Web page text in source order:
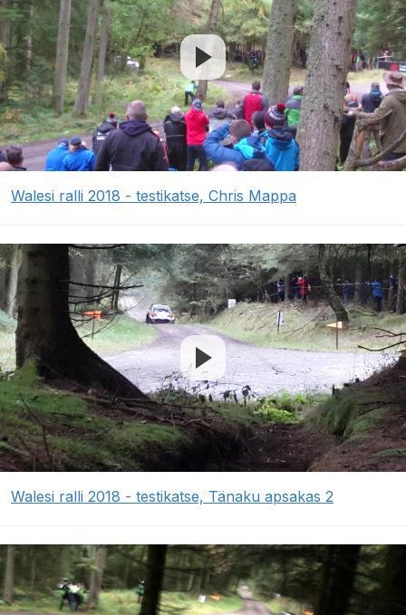
Walesi ralli 2018 - testikatse, Chris Mappa
Walesi ralli 2018 - testikatse, Tänaku apsakas 2